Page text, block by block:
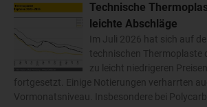
Technische
leichte Abschläge
Im Juli 2026 hat sich auf
technischen Thermoplaste
zu leicht niedrigeren
fortgesetzt. Einige Notierungen verharrten
Vormonatsniveau. Insbesondere bei